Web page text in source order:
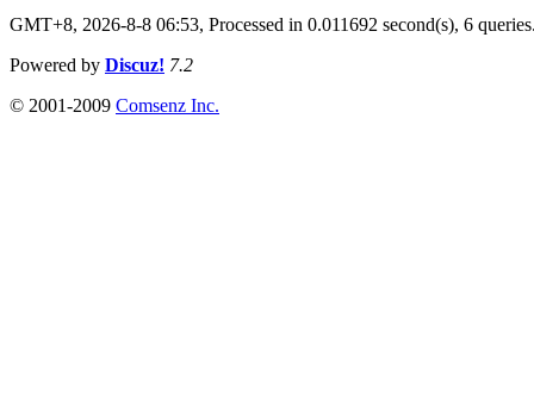
GMT+8, 2026-8-8 06:53, Processed in 0.011692 second(s), 6 queries
Powered by Discuz! 7.2
© 2001-2009 Comsenz Inc.